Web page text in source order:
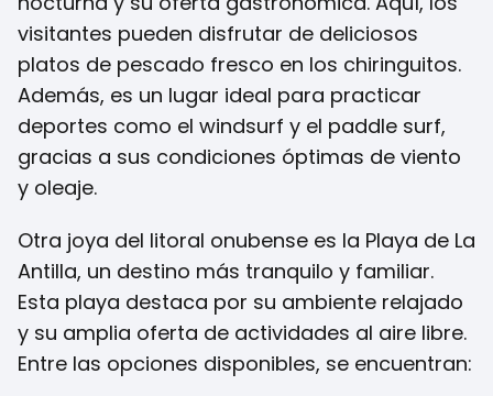
visitantes pueden disfrutar de deliciosos
platos de pescado fresco en los chiringuitos.
Además, es un lugar ideal para practicar
deportes como el windsurf y el paddle surf,
gracias a sus condiciones óptimas de viento
y oleaje.
Otra joya del litoral onubense es la Playa de La
Antilla, un destino más tranquilo y familiar.
Esta playa destaca por su ambiente relajado
y su amplia oferta de actividades al aire libre.
Entre las opciones disponibles, se encuentran: